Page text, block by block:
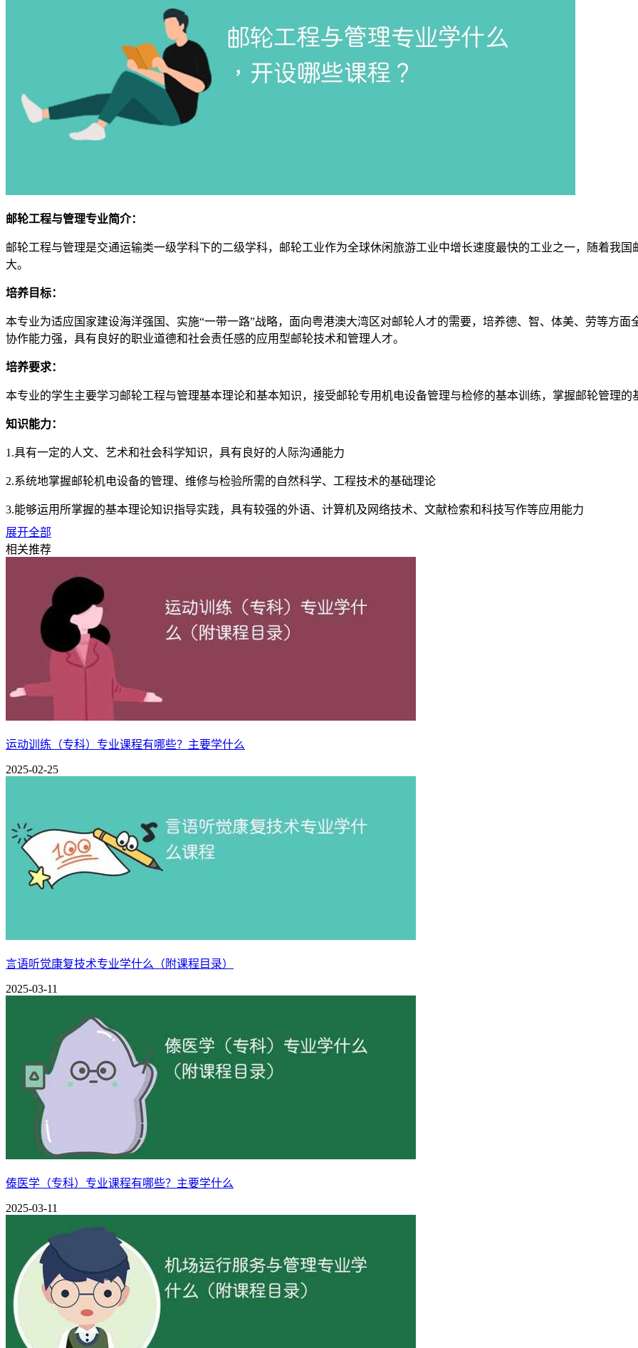
邮轮工程与管理专业简介：
邮轮工程与管理是交通运输类一级学科下的二级学科，邮轮工业作为全球休闲旅游工业中增长速度最快的工业之一，随着我
大。
培养目标：
本专业为适应国家建设海洋强国、实施“一带一路”战略，面向粤港澳大湾区对邮轮人才的需要，培养德、智、体美、劳等方
协作能力强，具有良好的职业道德和社会责任感的应用型邮轮技术和管理人才。
培养要求：
本专业的学生主要学习邮轮工程与管理基本理论和基本知识，接受邮轮专用机电设备管理与检修的基本训练，掌握邮轮管理的
知识能力：
1.具有一定的人文、艺术和社会科学知识，具有良好的人际沟通能力
2.系统地掌握邮轮机电设备的管理、维修与检验所需的自然科学、工程技术的基础理论
3.能够运用所掌握的基本理论知识指导实践，具有较强的外语、计算机及网络技术、文献检索和科技写作等应用能力
4.掌握邮轮电气及工程管理等专业基础知识。
邮轮工程与管理专业最好的大学排名（2024年最新院校榜单）
展开全部
相关推荐
运动训练（专科）专业课程有哪些？主要学什么
2025-02-25
言语听觉康复技术专业学什么（附课程目录）
2025-03-11
傣医学（专科）专业课程有哪些？主要学什么
2025-03-11